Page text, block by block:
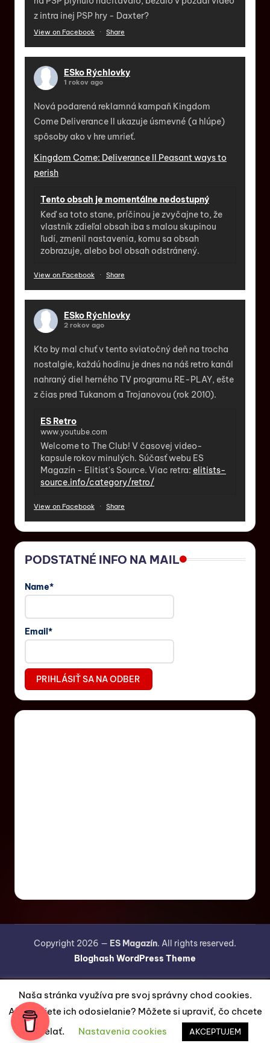
z intra inej PSP hry - Daxter?
View on Facebook · Share
ESko Rýchlovky
1 rokov ago
Nová podarená reklamná kampaň Kingdom
Come Deliverance II ukazuje úsmevné (a hlúpe)
spôsoby ako v hre umrieť.
Kingdom Come: Deliverance II Peasant ways to
perish
Tento obsah je momentálne nedostupný
Keď sa toto stane, príčinou je zvyčajne to, že
vlastník zdieľal obsah iba s malou skupinou
ľudí, zmenil nastavenia, komu sa obsah
zobrazuje, alebo bol obsah odstránený.
View on Facebook · Share
ESko Rýchlovky
2 rokov ago
Kto by mal chuť v tento sviatočný deň na trocha
nostalgie, každú hodinu je dnes na náš retro kanál
nahraný diel herného TV programu RE-PLAY, ešte
z čias pred Tukanom a Trojanovou (rok 2010).
ES Retro
www.youtube.com
Welcome to The Club! V časovej video-
kapsule rokov minulých. Súčasť webu ES
Magazín - Elitist's Source. Viac retra: elitists-
source.info/category/retro/
View on Facebook · Share
PODSTATNÉ INFO NA MAIL
Name*
Email*
Copyright 2026 — ES Magazín. All rights reserved.
Bloghash WordPress Theme
Naša stránka využíva pre svoj správny chod cookies.
Akceptujete ich odosielanie? Môžete si upraviť, čo chcete
odosielať.
Nastavenia cookies AKCEPTUJEM